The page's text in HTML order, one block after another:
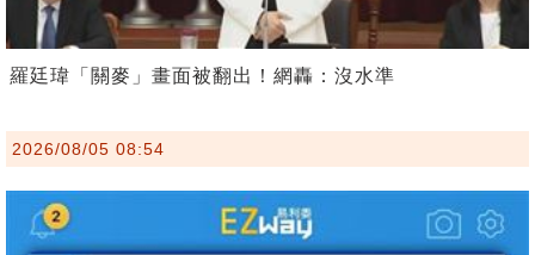
羅廷瑋「關麥」畫面被翻出！網轟：沒水準
2026/08/05 08:54